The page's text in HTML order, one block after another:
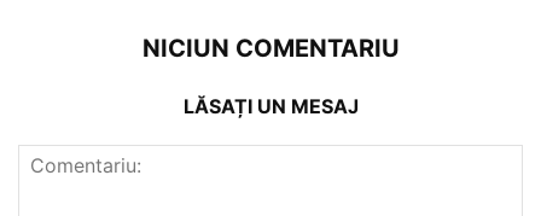
NICIUN COMENTARIU
LĂSAȚI UN MESAJ